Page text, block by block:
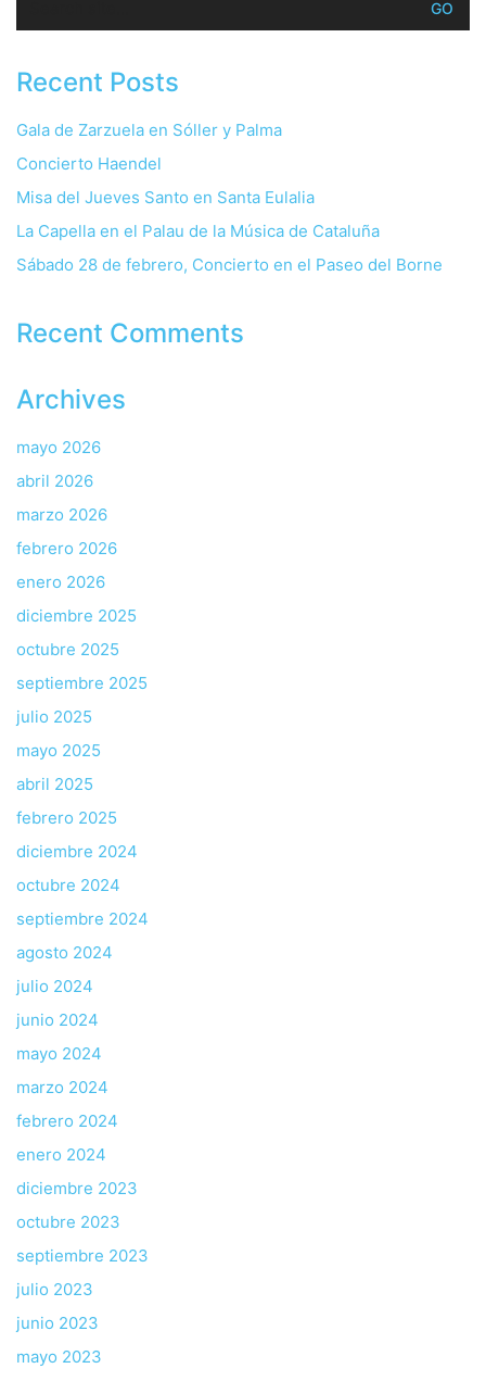
Recent Posts
Gala de Zarzuela en Sóller y Palma
Concierto Haendel
Misa del Jueves Santo en Santa Eulalia
La Capella en el Palau de la Música de Cataluña
Sábado 28 de febrero, Concierto en el Paseo del Borne
Recent Comments
Archives
mayo 2026
abril 2026
marzo 2026
febrero 2026
enero 2026
diciembre 2025
octubre 2025
septiembre 2025
julio 2025
mayo 2025
abril 2025
febrero 2025
diciembre 2024
octubre 2024
septiembre 2024
agosto 2024
julio 2024
junio 2024
mayo 2024
marzo 2024
febrero 2024
enero 2024
diciembre 2023
octubre 2023
septiembre 2023
julio 2023
junio 2023
mayo 2023